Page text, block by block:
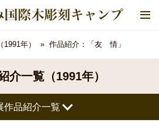
メ
年） 作品紹介：「友 情」
介一覧（1991年）
作品紹介一覧